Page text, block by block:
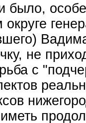
было,
не
с